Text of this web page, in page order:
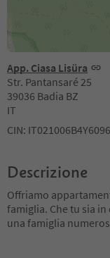
App. Ciasa Lisüra
Str. Pantansaré 25
39036 Badia BZ
IT
CIN:
Descrizione
Offriamo
famiglia. Che tu sia
una famiglia